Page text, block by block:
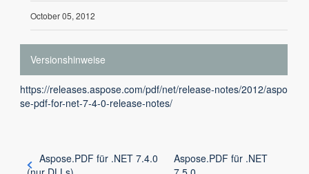
October 05, 2012
Versionshinweise
https://releases.aspose.com/pdf/net/release-notes/2012/aspo
se-pdf-for-net-7-4-0-release-notes/
Aspose.PDF für .NET 7.4.0
Aspose.PDF für .NET